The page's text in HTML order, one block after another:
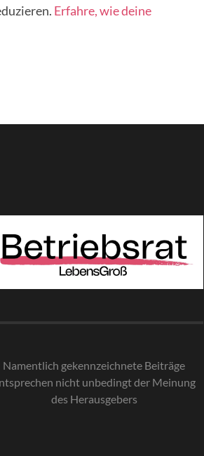
Erfahre, wie deine
Namentlich gekennzeichnete Beiträge
nicht unbedingt der Meinung
des Herausgebers